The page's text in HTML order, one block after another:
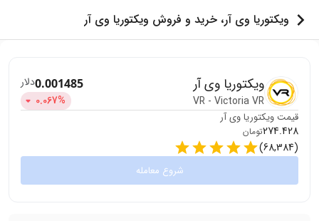
ویکتوریا وی آر، خرید و فروش ویکتوریا وی آر
ویکتوریا وی آر
VR - Victoria VR
0.001485دلار
0.067%
قیمت ویکتوریا وی آر
274.428تومان
(
68,384
)
شروع معامله